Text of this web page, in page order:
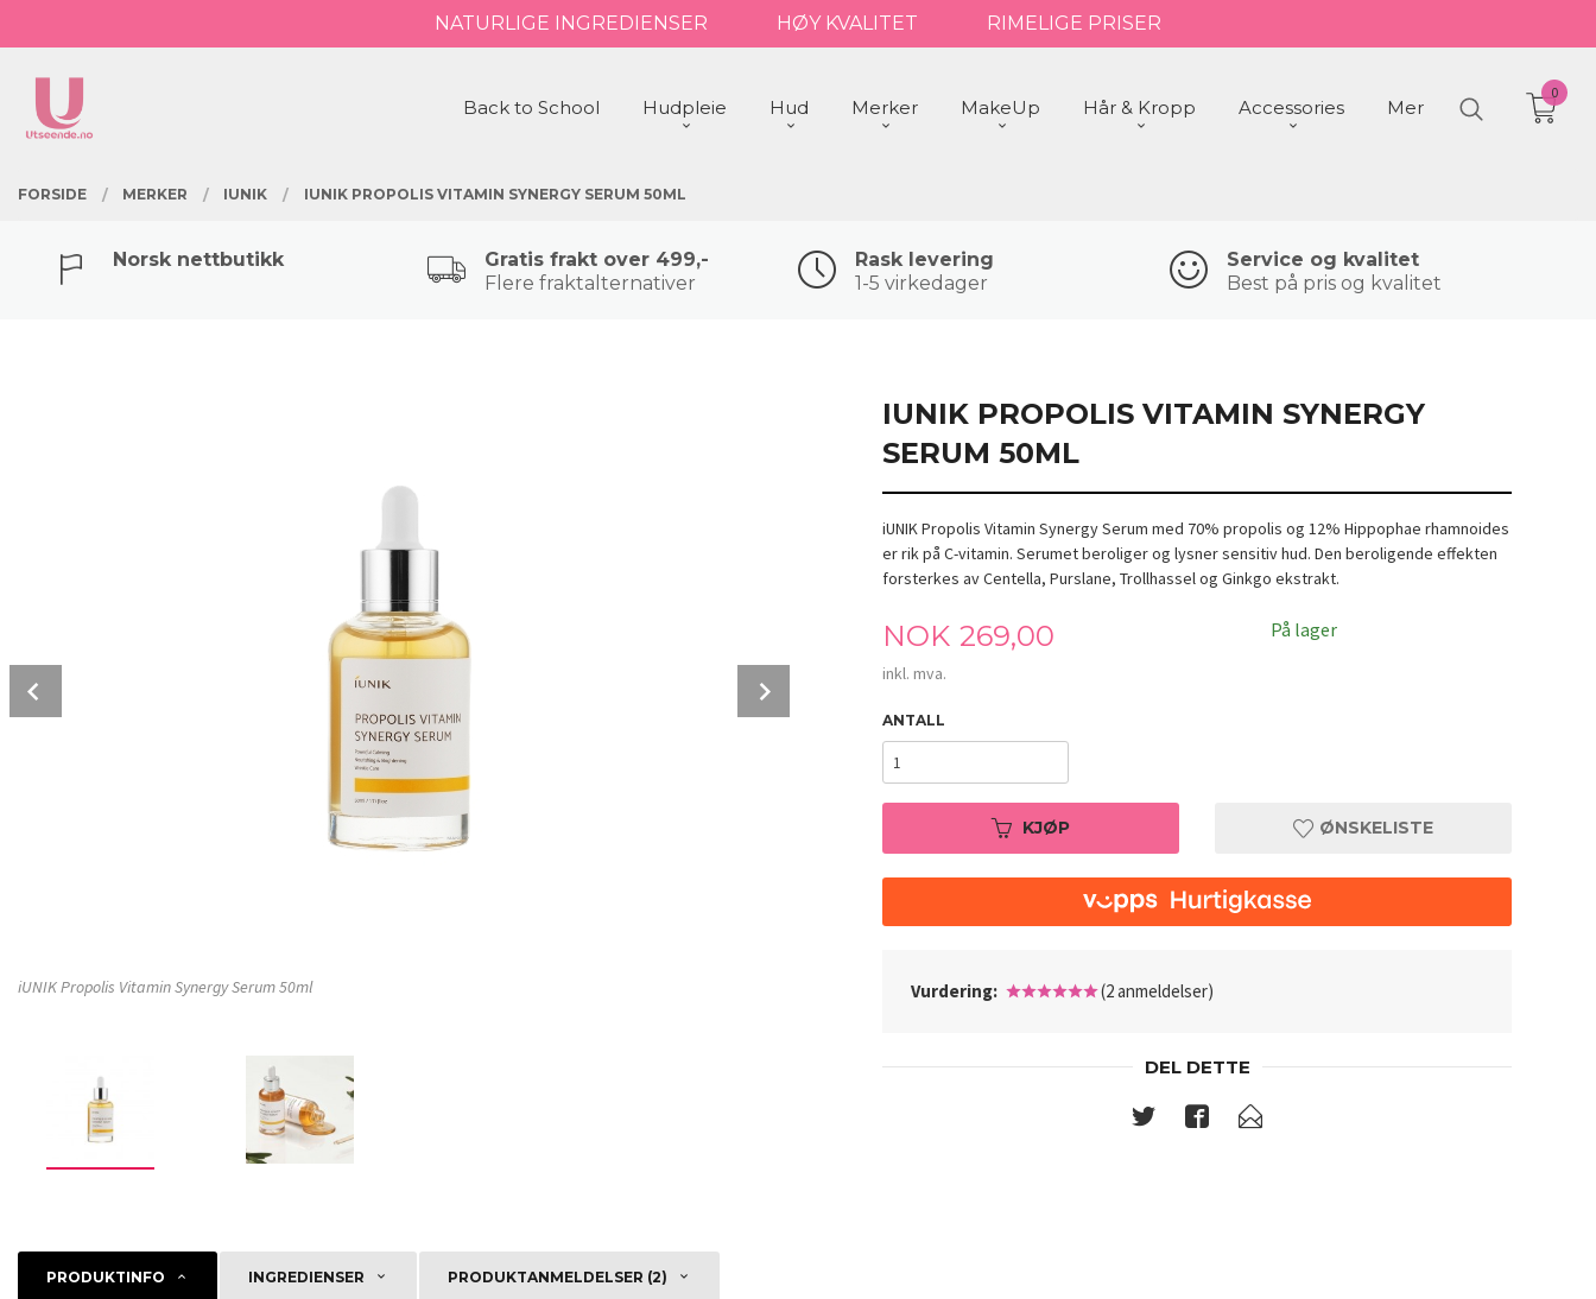
til
NATURLIGE INGREDIENSER HØY KVALITET RIMELIGE PRISER
PRODUKTER
Back to School Hudpleie Hud Merker MakeUp Hår & Kropp Accessories Mer
0
FORSIDE MERKER IUNIK IUNIK PROPOLIS VITAMIN SYNERGY SERUM 50ML
Norsk nettbutikk
Gratis frakt over 499,-
Flere fraktalternativer
Rask levering
1-5 virkedager
Service og kvalitet
Best på pris og kvalitet
iUNIK Propolis Vitamin Synergy Serum 50ml iUNIK Propolis Vitamin Synergy Serum 50ml
IUNIK PROPOLIS VITAMIN SYNERGY
SERUM 50ML
iUNIK Propolis Vitamin Synergy Serum med 70% propolis og 12% Hippophae rhamnoides
er rik på C-vitamin. Serumet beroliger og lysner sensitiv hud. Den beroligende effekten
forsterkes av Centella, Purslane, Trollhassel og Ginkgo ekstrakt.
Pris
NOK 269,00
inkl. mva.
På lager
ANTALL
KJØP ØNSKELISTE
Vurdering: (2 anmeldelser)
DEL DETTE
PRODUKTINFO INGREDIENSER PRODUKTANMELDELSER (2)